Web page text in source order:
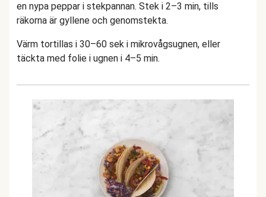
en nypa peppar i stekpannan. Stek i 2–3 min, tills
räkorna är gyllene och genomstekta.
Värm tortillas i 30–60 sek i mikrovågsugnen, eller
täckta med folie i ugnen i 4–5 min.